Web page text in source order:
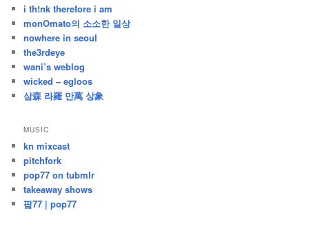
i th!nk therefore i am
monOmato의 소소한 일상
nowhere in seoul
the3rdeye
wani’s weblog
wicked – egloos
삼森 라羅 만萬 상象
MUSIC
kn mixcast
pitchfork
pop77 on tubmlr
takeaway shows
팝77 | pop77